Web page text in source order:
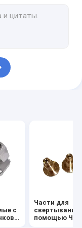
заливки формы
с
с
Части для
свертывания
помощью ЧПУ